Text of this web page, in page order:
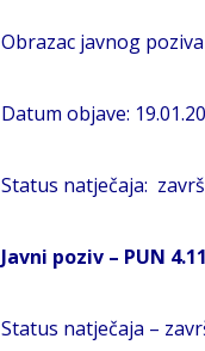
Obrazac javnog
Datum objave:
Status natječaja:
Javni poziv – PUN
Status natječaja –